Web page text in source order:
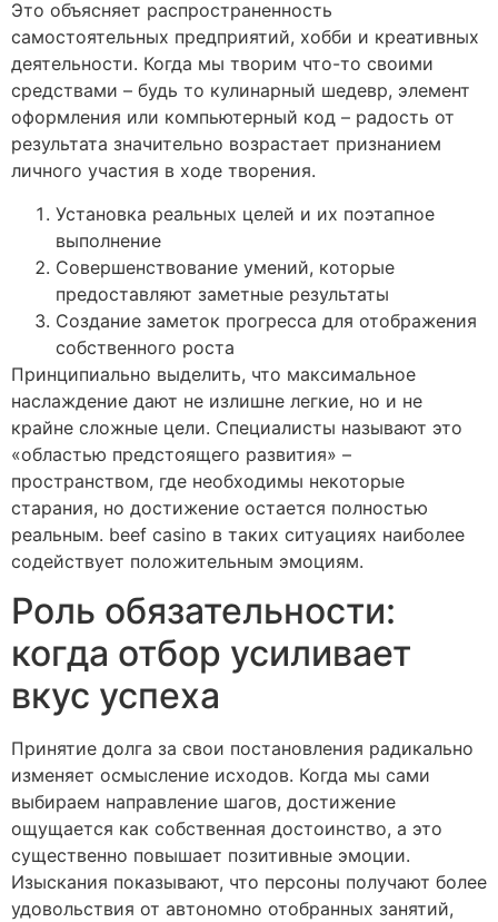
Это объясняет распространенность
самостоятельных предприятий, хобби и креативных
деятельности. Когда мы творим что-то своими
средствами – будь то кулинарный шедевр, элемент
оформления или компьютерный код – радость от
результата значительно возрастает признанием
личного участия в ходе творения.
Установка реальных целей и их поэтапное
выполнение
Совершенствование умений, которые
предоставляют заметные результаты
Создание заметок прогресса для отображения
собственного роста
Принципиально выделить, что максимальное
наслаждение дают не излишне легкие, но и не
крайне сложные цели. Специалисты называют это
«областью предстоящего развития» –
пространством, где необходимы некоторые
старания, но достижение остается полностью
реальным. beef casino в таких ситуациях наиболее
содействует положительным эмоциям.
Роль обязательности:
когда отбор усиливает
вкус успеха
Принятие долга за свои постановления радикально
изменяет осмысление исходов. Когда мы сами
выбираем направление шагов, достижение
ощущается как собственная достоинство, а это
существенно повышает позитивные эмоции.
Изыскания показывают, что персоны получают более
удовольствия от автономно отобранных занятий,